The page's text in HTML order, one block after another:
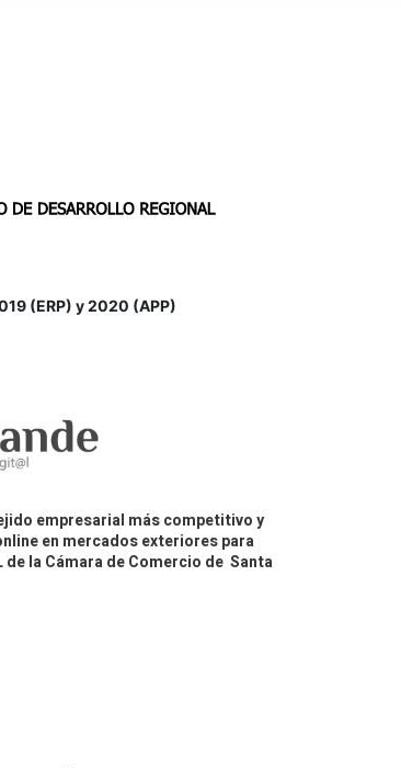
(ERP) y 2020 (APP)
empresarial más competitivo y
en mercados exteriores para
la Cámara de Comercio de Santa